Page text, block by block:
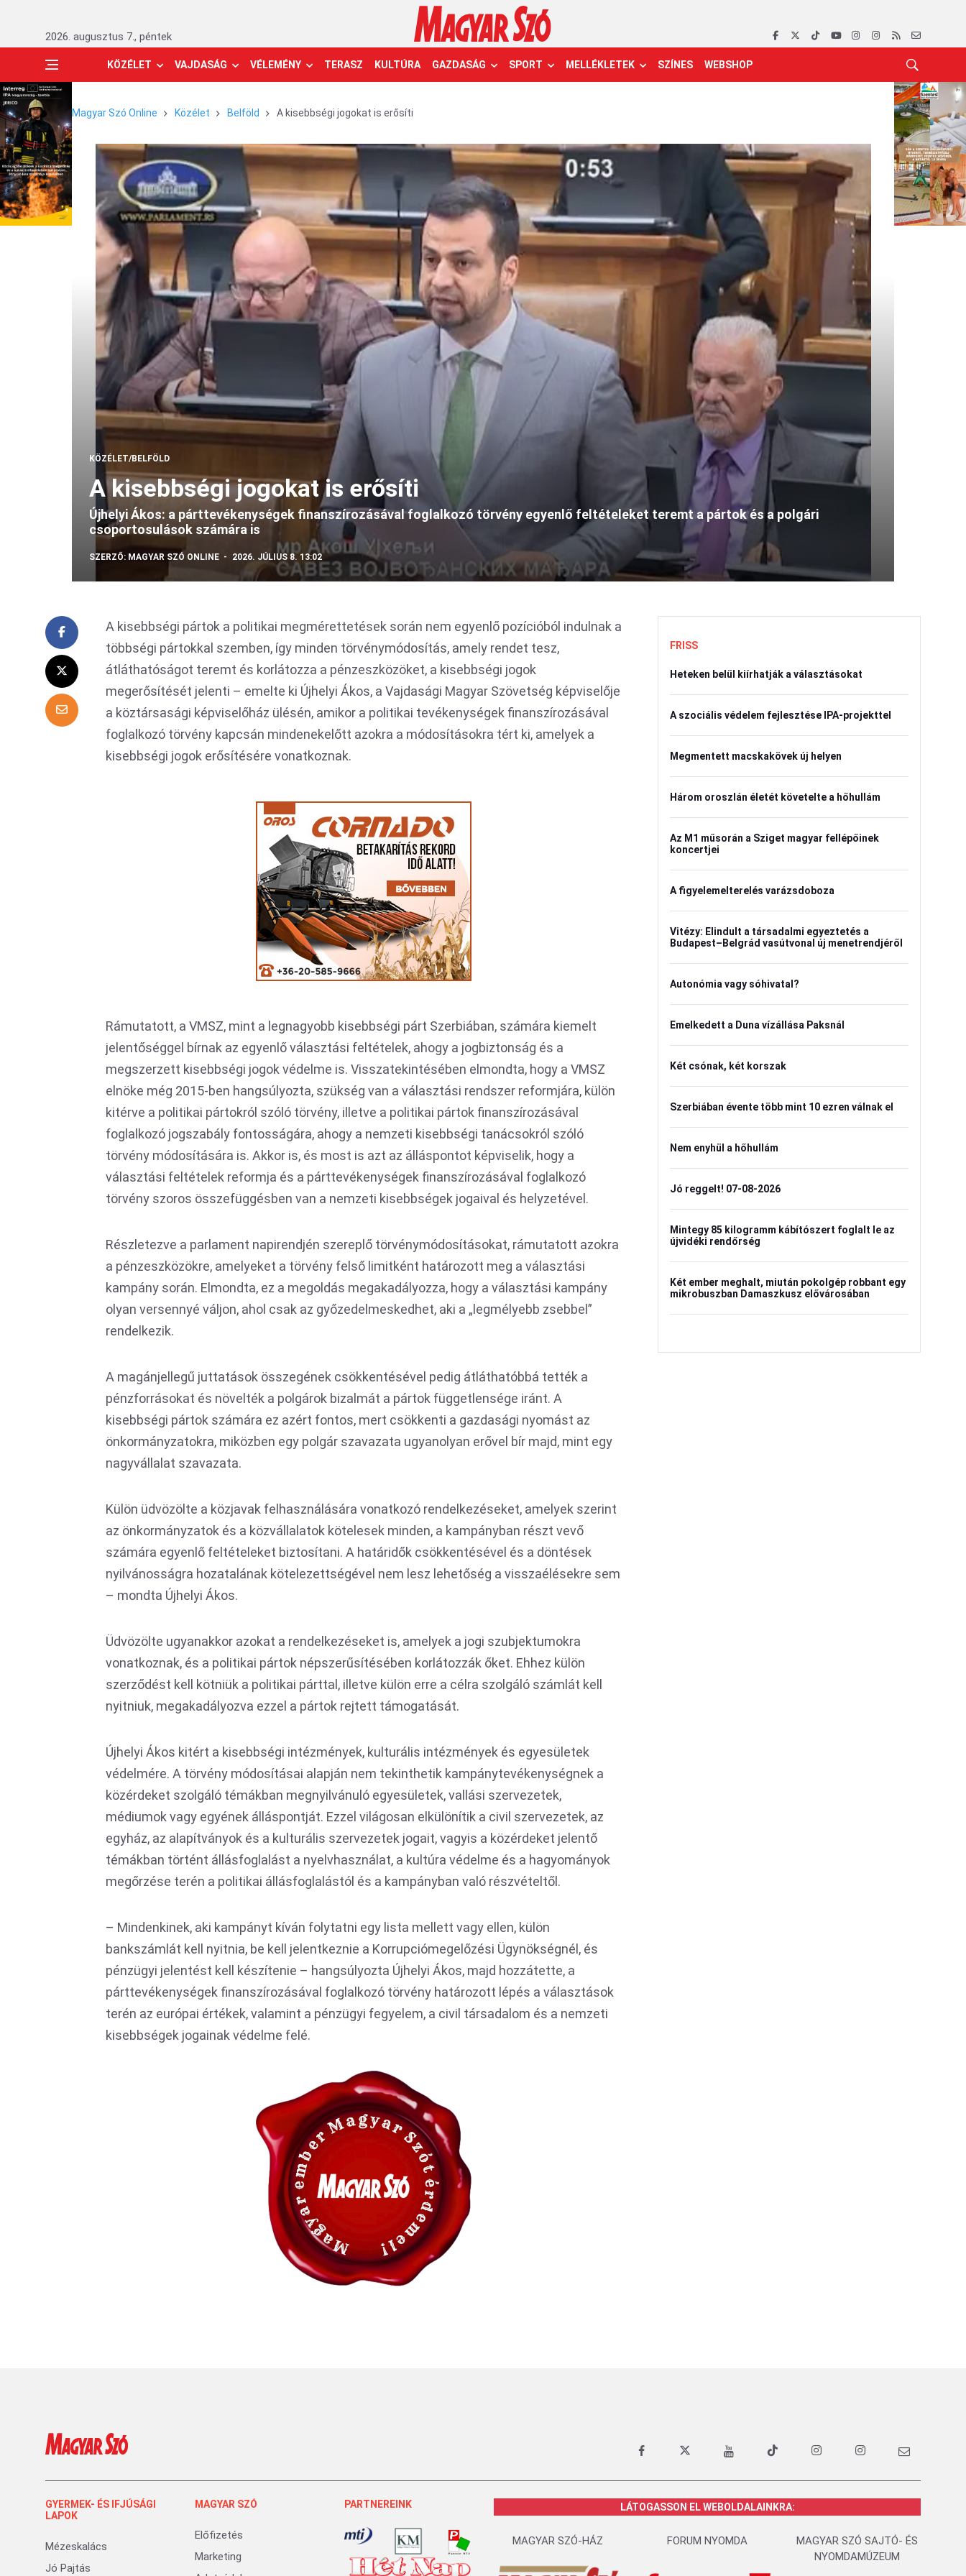
2026. augusztus 7., péntek
KÖZÉLET VAJDASÁG VÉLEMÉNY TERASZ KULTÚRA GAZDASÁG SPORT MELLÉKLETEK SZÍNES WEBSHOP
Magyar Szó Online Közélet Belföld A kisebbségi jogokat is erősíti
KÖZÉLET/BELFÖLD
A kisebbségi jogokat is erősíti
Újhelyi Ákos: a párttevékenységek finanszírozásával foglalkozó törvény egyenlő feltételeket teremt a pártok és a polgári
csoportosulások számára is
SZERZŐ: MAGYAR SZÓ ONLINE 2026. JÚLIUS 8. 13:02
A kisebbségi pártok a politikai megmérettetések során nem egyenlő pozícióból indulnak a
többségi pártokkal szemben, így minden törvénymódosítás, amely rendet tesz,
átláthatóságot teremt és korlátozza a pénzeszközöket, a kisebbségi jogok
megerősítését jelenti – emelte ki Újhelyi Ákos, a Vajdasági Magyar Szövetség képviselője
a köztársasági képviselőház ülésén, amikor a politikai tevékenységek finanszírozásával
foglalkozó törvény kapcsán mindenekelőtt azokra a módosításokra tért ki, amelyek a
kisebbségi jogok erősítésére vonatkoznak.
Rámutatott, a VMSZ, mint a legnagyobb kisebbségi párt Szerbiában, számára kiemelt
jelentőséggel bírnak az egyenlő választási feltételek, ahogy a jogbiztonság és a
megszerzett kisebbségi jogok védelme is. Visszatekintésében elmondta, hogy a VMSZ
elnöke még 2015-ben hangsúlyozta, szükség van a választási rendszer reformjára, külön
kitérve a politikai pártokról szóló törvény, illetve a politikai pártok finanszírozásával
foglalkozó jogszabály fontosságára, ahogy a nemzeti kisebbségi tanácsokról szóló
törvény módosítására is. Akkor is, és most is azt az álláspontot képviselik, hogy a
választási feltételek reformja és a párttevékenységek finanszírozásával foglalkozó
törvény szoros összefüggésben van a nemzeti kisebbségek jogaival és helyzetével.
Részletezve a parlament napirendjén szereplő törvénymódosításokat, rámutatott azokra
a pénzeszközökre, amelyeket a törvény felső limitként határozott meg a választási
kampány során. Elmondta, ez a megoldás megakadályozza, hogy a választási kampány
olyan versennyé váljon, ahol csak az győzedelmeskedhet, aki a „legmélyebb zsebbel”
rendelkezik.
A magánjellegű juttatások összegének csökkentésével pedig átláthatóbbá tették a
pénzforrásokat és növelték a polgárok bizalmát a pártok függetlensége iránt. A
kisebbségi pártok számára ez azért fontos, mert csökkenti a gazdasági nyomást az
önkormányzatokra, miközben egy polgár szavazata ugyanolyan erővel bír majd, mint egy
nagyvállalat szavazata.
Külön üdvözölte a közjavak felhasználására vonatkozó rendelkezéseket, amelyek szerint
az önkormányzatok és a közvállalatok kötelesek minden, a kampányban részt vevő
számára egyenlő feltételeket biztosítani. A határidők csökkentésével és a döntések
nyilvánosságra hozatalának kötelezettségével nem lesz lehetőség a visszaélésekre sem
– mondta Újhelyi Ákos.
Üdvözölte ugyanakkor azokat a rendelkezéseket is, amelyek a jogi szubjektumokra
vonatkoznak, és a politikai pártok népszerűsítésében korlátozzák őket. Ehhez külön
szerződést kell kötniük a politikai párttal, illetve külön erre a célra szolgáló számlát kell
nyitniuk, megakadályozva ezzel a pártok rejtett támogatását.
Újhelyi Ákos kitért a kisebbségi intézmények, kulturális intézmények és egyesületek
védelmére. A törvény módosításai alapján nem tekinthetik kampánytevékenységnek a
közérdeket szolgáló témákban megnyilvánuló egyesületek, vallási szervezetek,
médiumok vagy egyének álláspontját. Ezzel világosan elkülönítik a civil szervezetek, az
egyház, az alapítványok és a kulturális szervezetek jogait, vagyis a közérdeket jelentő
témákban történt állásfoglalást a nyelvhasználat, a kultúra védelme és a hagyományok
megőrzése terén a politikai állásfoglalástól és a kampányban való részvételtől.
– Mindenkinek, aki kampányt kíván folytatni egy lista mellett vagy ellen, külön
bankszámlát kell nyitnia, be kell jelentkeznie a Korrupciómegelőzési Ügynökségnél, és
pénzügyi jelentést kell készítenie – hangsúlyozta Újhelyi Ákos, majd hozzátette, a
párttevékenységek finanszírozásával foglalkozó törvény határozott lépés a választások
terén az európai értékek, valamint a pénzügyi fegyelem, a civil társadalom és a nemzeti
kisebbségek jogainak védelme felé.
FRISS
Heteken belül kiírhatják a választásokat
A szociális védelem fejlesztése IPA-projekttel
Megmentett macskakövek új helyen
Három oroszlán életét követelte a hőhullám
Az M1 műsorán a Sziget magyar fellépőinek
koncertjei
A figyelemelterelés varázsdoboza
Vitézy: Elindult a társadalmi egyeztetés a
Budapest–Belgrád vasútvonal új menetrendjéről
Autonómia vagy sóhivatal?
Emelkedett a Duna vízállása Paksnál
Két csónak, két korszak
Szerbiában évente több mint 10 ezren válnak el
Nem enyhül a hőhullám
Jó reggelt! 07-08-2026
Mintegy 85 kilogramm kábítószert foglalt le az
újvidéki rendőrség
Két ember meghalt, miután pokolgép robbant egy
mikrobuszban Damaszkusz elővárosában
GYERMEK- ÉS IFJÚSÁGI
LAPOK
Mézeskalács
Jó Pajtás
MAGYAR SZÓ
Előfizetés
Marketing
PARTNEREINK LÁTOGASSON EL WEBOLDALAINKRA:
MAGYAR SZÓ-HÁZ FORUM NYOMDA
MAGYAR SZÓ SAJTÓ- ÉS
NYOMDAMÚZEUM